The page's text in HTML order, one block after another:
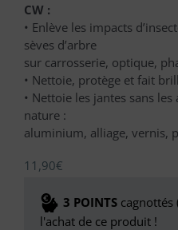
CW :
• Enlève les impacts
sèves d’arbre
sur carrosserie, optique,
• Nettoie, protège et fait
• Nettoie les jantes sans
nature :
aluminium, alliage, vernis,
11,90€
3 POINTS cagnottés
l'achat de ce produit !